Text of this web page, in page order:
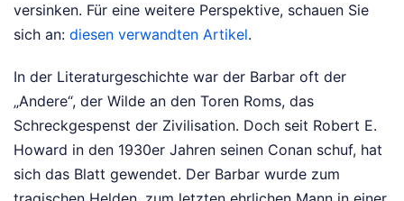
versinken. Für eine weitere Perspektive, schauen Sie
sich an: diesen verwandten Artikel.
In der Literaturgeschichte war der Barbar oft der
„Andere“, der Wilde an den Toren Roms, das
Schreckgespenst der Zivilisation. Doch seit Robert E.
Howard in den 1930er Jahren seinen Conan schuf, hat
sich das Blatt gewendet. Der Barbar wurde zum